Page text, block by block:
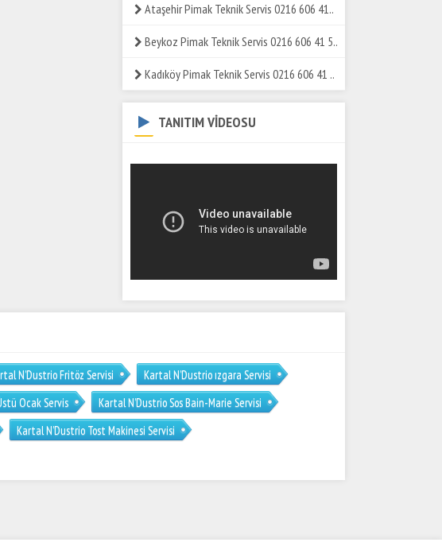
Ataşehir Pimak Teknik Servis 0216 606 41..
Beykoz Pimak Teknik Servis 0216 606 41 5..
Kadıköy Pimak Teknik Servis 0216 606 41 ..
TANITIM VİDEOSU
N’Dustrio Fritöz Servisi
Kartal N’Dustrio ızgara Servisi
Ocak Servis
Kartal N’Dustrio Sos Bain-Marie Servisi
Kartal N’Dustrio Tost Makinesi Servisi